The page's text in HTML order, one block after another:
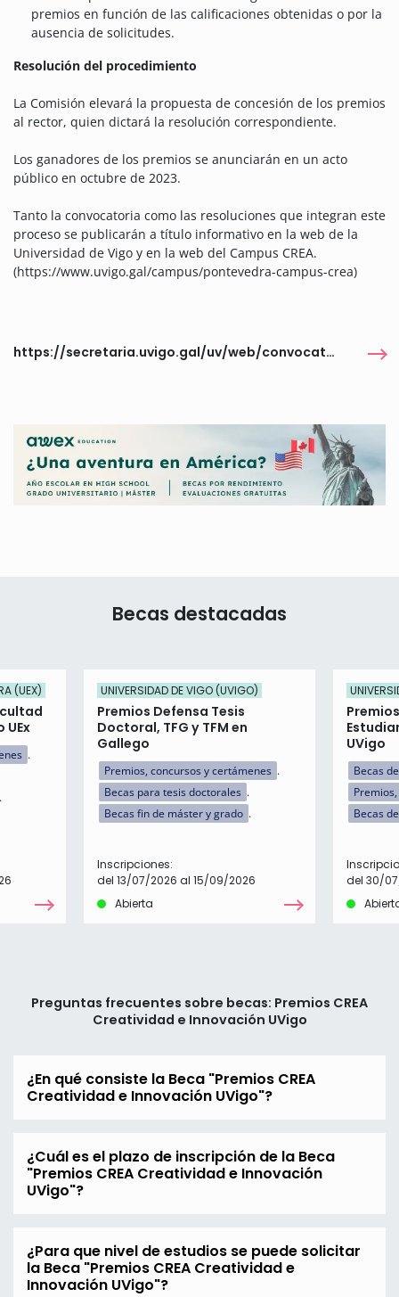
premios en función de las calificaciones obtenidas o por la
ausencia de solicitudes.
Resolución del procedimiento
La Comisión elevará la propuesta de concesión de los premios
al rector, quien dictará la resolución correspondiente.
Los ganadores de los premios se anunciarán en un acto
público en octubre de 2023.
Tanto la convocatoria como las resoluciones que integran este
proceso se publicarán a título informativo en la web de la
Universidad de Vigo y en la web del Campus CREA.
(https://www.uvigo.gal/campus/pontevedra-campus-crea)
https://secretaria.uvigo.gal/uv/web/convocatoria/public/show/1117
Becas destacadas
(UEX) UNIVERSIDAD DE VIGO (UVIGO)
Premios Defensa Tesis
Doctoral, TFG y TFM en
Gallego
Premios, concursos y certámenes
Becas para tesis doctorales
Becas fin de máster y grado
Inscripciones:
del 13/07/2026 al 15/09/2026
Abierta
UVigo
Becas
Becas
del 30/
Preguntas frecuentes sobre becas: Premios CREA
Creatividad e Innovación UVigo
¿En qué consiste la Beca "Premios CREA
Creatividad e Innovación UVigo"?
¿Cuál es el plazo de inscripción de la Beca
"Premios CREA Creatividad e Innovación
UVigo"?
¿Para que nivel de estudios se puede solicitar
la Beca "Premios CREA Creatividad e
Innovación UVigo"?